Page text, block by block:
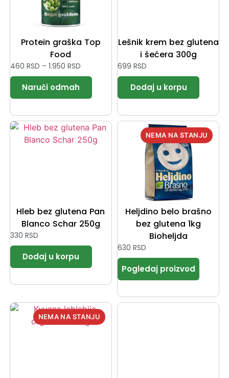
Protein graška Top
Food
460 RSD – 1.950 RSD
Lešnik krem bez glutena
i šećera 300g
699 RSD
Hleb bez glutena Pan
Blanco Schar 250g
330 RSD
Heljdino belo brašno
bez glutena 1kg
Bioheljda
630 RSD